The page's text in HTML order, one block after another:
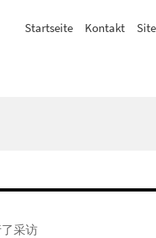
Startseite Kontakt
采访